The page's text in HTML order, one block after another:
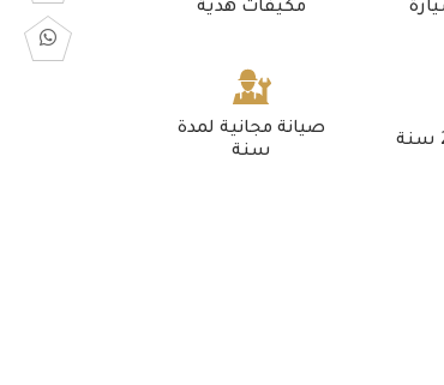
مكيفات هدية
صيانة مجانية لمدة
سنة